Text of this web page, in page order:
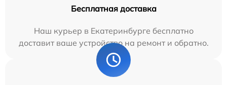
Бесплатная доставка
Наш курьер в Екатеринбурге бесплатно
доставит ваше устройство на ремонт и обратно.